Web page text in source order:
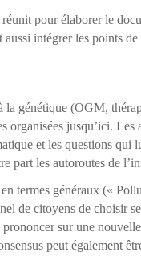
réunit pour élaborer le
intégrer les points
la génétique (OGM,
organisées jusqu’ici. Les
et les questions qui
part les autoroutes de
termes généraux («
de citoyens de choisir
prononcer sur une
peut également